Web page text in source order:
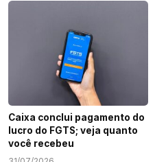
Caixa conclui pagamento do
lucro do FGTS; veja quanto
você recebeu